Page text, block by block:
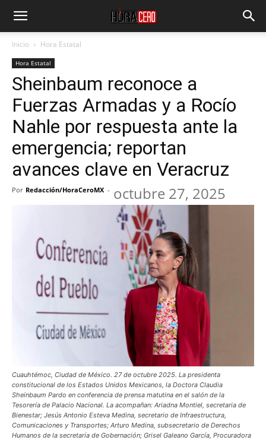
Inicio Hora Estatal
Hora Estatal
Sheinbaum reconoce a
Fuerzas Armadas y a Rocío
Nahle por respuesta ante la
emergencia; reportan
avances clave en Veracruz
Por Redacción/HoraCeroMX - octubre 27, 2025
Cuauhtémoc, Ciudad de México. 27 de octubre 2025. La presidenta
constitucional de los Estados Unidos Mexicanos, la Doctora Claudia
Sheinbaum Pardo en conferencia de prensa matutina en el salón de la
Tesorería de Palacio Nacional. La acompañan: Ariadna Montiel, secretaria de
Bienestar; Jesús Antonio Esteva Medina, secretario de Infraestructura,
Comunicaciones y Transportes; Arturo Medina, subsecretario de Derechos
Humanos de la secretaría de Gobernación; Grisel Galeano García, Procuradora